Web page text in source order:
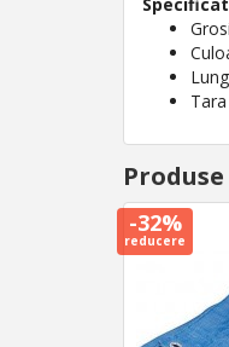
-32%
reducere